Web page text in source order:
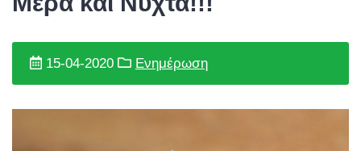
15-04-2020 Ενημέρωση